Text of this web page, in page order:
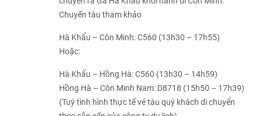
Chuyến tàu tham khảo
Hà Khẩu – Côn Minh: C560 (13h30 – 17h55)
Hoặc:
Hà Khẩu – Hồng Hà: C560 (13h30 – 14h59)
Hồng Hà – Côn Minh Nam: D8718 (15h50 – 17h39)
(Tuỳ tình hình thực tế vé tàu quý khách di chuyển